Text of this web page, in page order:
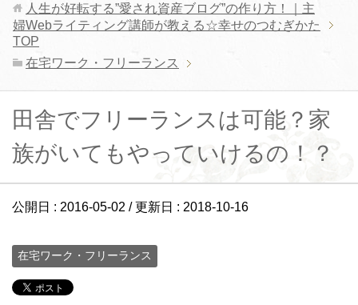
人生が好転する”愛され資産ブログ”の作り方！｜主
婦Webライティング講師が教える☆幸せのつむぎかた
TOP
在宅ワーク・フリーランス
田舎でフリーランスは可能？家
族がいてもやっていけるの！？
公開日 : 2016-05-02 / 更新日 : 2018-10-16
在宅ワーク・フリーランス